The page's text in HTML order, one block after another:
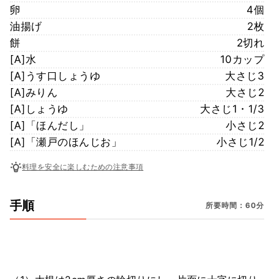
卵
4個
油揚げ
2枚
餅
2切れ
[A]水
10カップ
[A]うす口しょうゆ
大さじ3
[A]みりん
大さじ2
[A]しょうゆ
大さじ1・1/3
[A]「ほんだし」
小さじ2
[A]「瀬戸のほんじお」
小さじ1/2
料理を安全に楽しむための注意事項
手順 所要時間：60分